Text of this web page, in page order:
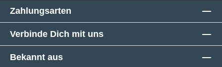
Zahlungsarten
Verbinde Dich mit uns
Bekannt aus